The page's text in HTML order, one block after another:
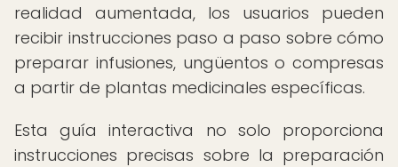
realidad aumentada, los usuarios pueden
recibir instrucciones paso a paso sobre cómo
preparar infusiones, ungüentos o compresas
a partir de plantas medicinales específicas.
Esta guía interactiva no solo proporciona
instrucciones precisas sobre la preparación